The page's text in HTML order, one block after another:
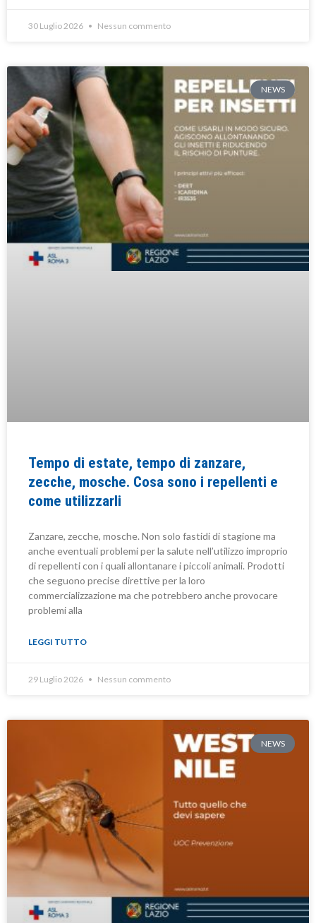
30 Luglio 2026 Nessun commento
NEWS
Tempo di estate, tempo di zanzare,
zecche, mosche. Cosa sono i repellenti e
come utilizzarli
Zanzare, zecche, mosche. Non solo fastidi di stagione ma
anche eventuali problemi per la salute nell’utilizzo improprio
di repellenti con i quali allontanare i piccoli animali. Prodotti
che seguono precise direttive per la loro
commercializzazione ma che potrebbero anche provocare
problemi alla
LEGGI TUTTO
29 Luglio 2026 Nessun commento
NEWS